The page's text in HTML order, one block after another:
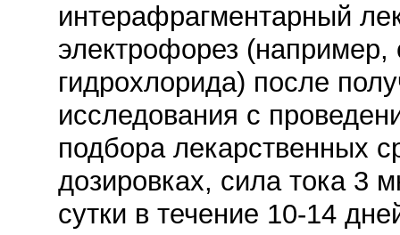
интерафрагментарный
электрофорез
гидрохлорида) после
исследования с
подбора лекарственных
дозировках, сила тока 3
сутки в течениe 10-14